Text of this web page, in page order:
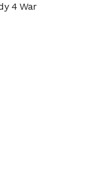
4 War